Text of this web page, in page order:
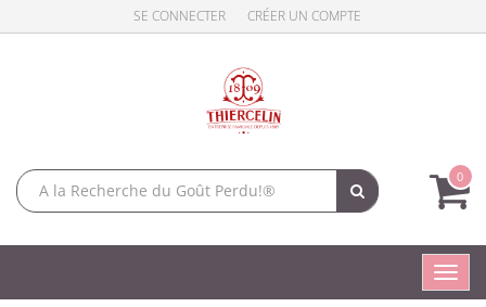
SE CONNECTER CRÉER UN COMPTE
0